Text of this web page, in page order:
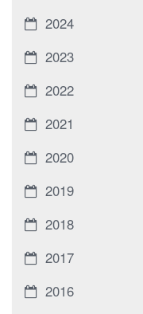
2024
2023
2022
2021
2020
2019
2018
2017
2016